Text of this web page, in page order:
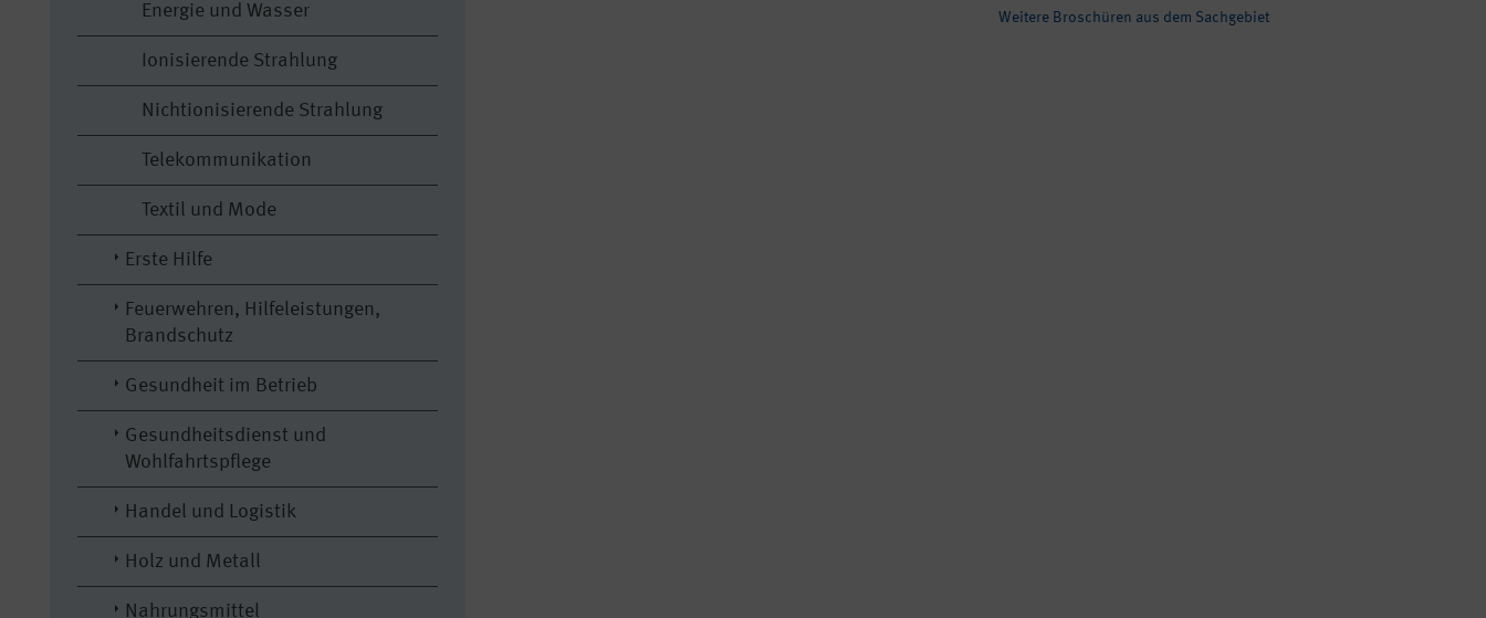
Energie und Wasser
Ionisierende Strahlung
Nichtionisierende Strahlung
Telekommunikation
Textil und Mode
Erste Hilfe
Feuerwehren, Hilfeleistungen,
Brandschutz
Gesundheit im Betrieb
Gesundheitsdienst und
Wohlfahrtspflege
Handel und Logistik
Holz und Metall
Nahrungsmittel
Weitere Broschüren aus dem Sachgebiet